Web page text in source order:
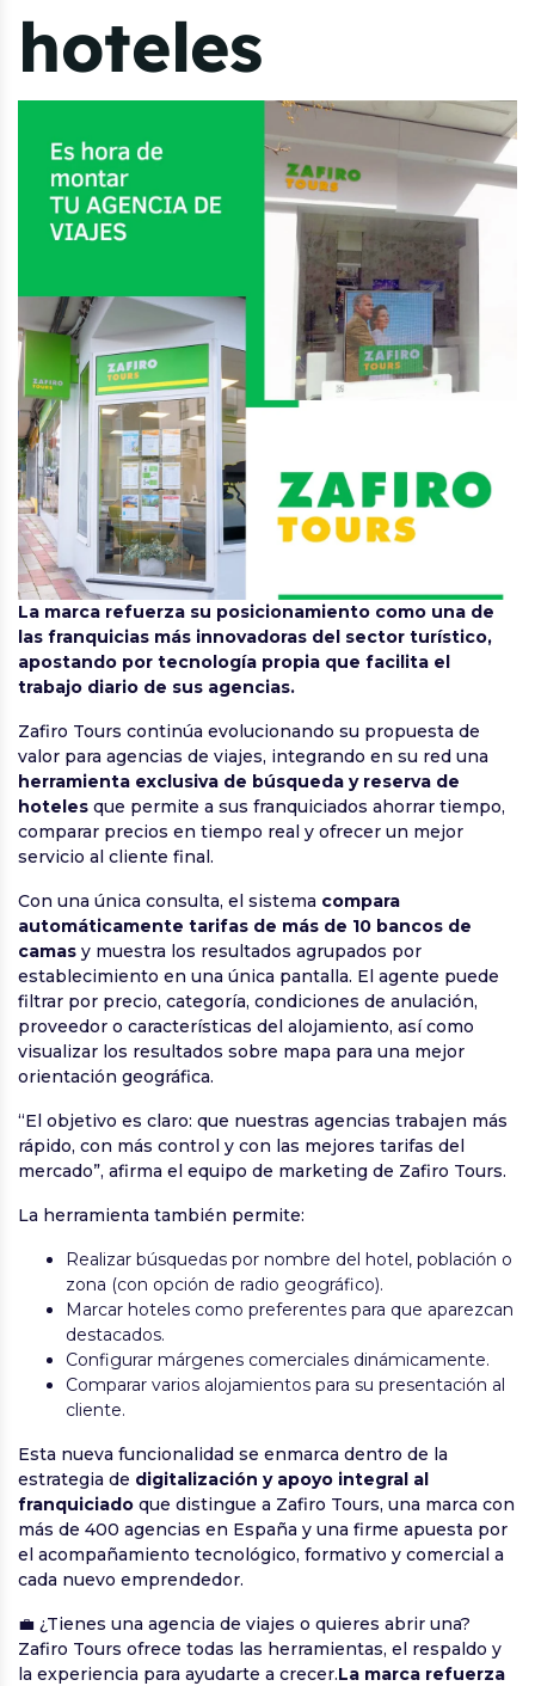
hoteles
La marca refuerza su posicionamiento como una de
las franquicias más innovadoras del sector turístico,
apostando por tecnología propia que facilita el
trabajo diario de sus agencias.
Zafiro Tours continúa evolucionando su propuesta de
valor para agencias de viajes, integrando en su red una
herramienta exclusiva de búsqueda y reserva de
hoteles que permite a sus franquiciados ahorrar tiempo,
comparar precios en tiempo real y ofrecer un mejor
servicio al cliente final.
Con una única consulta, el sistema compara
automáticamente tarifas de más de 10 bancos de
camas y muestra los resultados agrupados por
establecimiento en una única pantalla. El agente puede
filtrar por precio, categoría, condiciones de anulación,
proveedor o características del alojamiento, así como
visualizar los resultados sobre mapa para una mejor
orientación geográfica.
“El objetivo es claro: que nuestras agencias trabajen más
rápido, con más control y con las mejores tarifas del
mercado”, afirma el equipo de marketing de Zafiro Tours.
La herramienta también permite:
Realizar búsquedas por nombre del hotel, población o
zona (con opción de radio geográfico).
Marcar hoteles como preferentes para que aparezcan
destacados.
Configurar márgenes comerciales dinámicamente.
Comparar varios alojamientos para su presentación al
cliente.
Esta nueva funcionalidad se enmarca dentro de la
estrategia de digitalización y apoyo integral al
franquiciado que distingue a Zafiro Tours, una marca con
más de 400 agencias en España y una firme apuesta por
el acompañamiento tecnológico, formativo y comercial a
cada nuevo emprendedor.
💼 ¿Tienes una agencia de viajes o quieres abrir una?
Zafiro Tours ofrece todas las herramientas, el respaldo y
la experiencia para ayudarte a crecer.La marca refuerza